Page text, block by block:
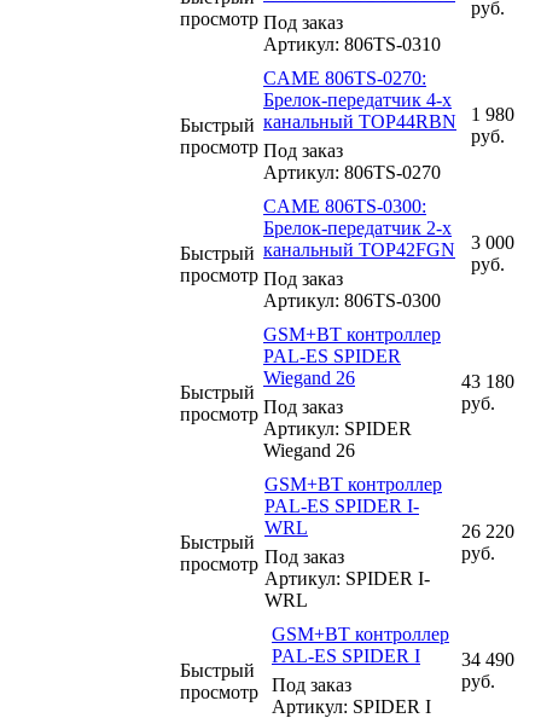
просмотр Под заказ
Артикул: 806TS-0310
руб.
Быстрый
просмотр
CAME 806TS-0270:
Брелок-передатчик 4-х
канальный TOP44RBN
Под заказ
Артикул: 806TS-0270
1 980
руб.
Быстрый
просмотр
CAME 806TS-0300:
Брелок-передатчик 2-х
канальный TOP42FGN
Под заказ
Артикул: 806TS-0300
3 000
руб.
Быстрый
просмотр
GSM+BT контроллер
PAL-ES SPIDER
Wiegand 26
Под заказ
Артикул: SPIDER
Wiegand 26
43 180
руб.
Быстрый
просмотр
GSM+BT контроллер
PAL-ES SPIDER I-
WRL
Под заказ
Артикул: SPIDER I-
WRL
26 220
руб.
Быстрый
просмотр
GSM+BT контроллер
PAL-ES SPIDER I
Под заказ
Артикул: SPIDER I
34 490
руб.